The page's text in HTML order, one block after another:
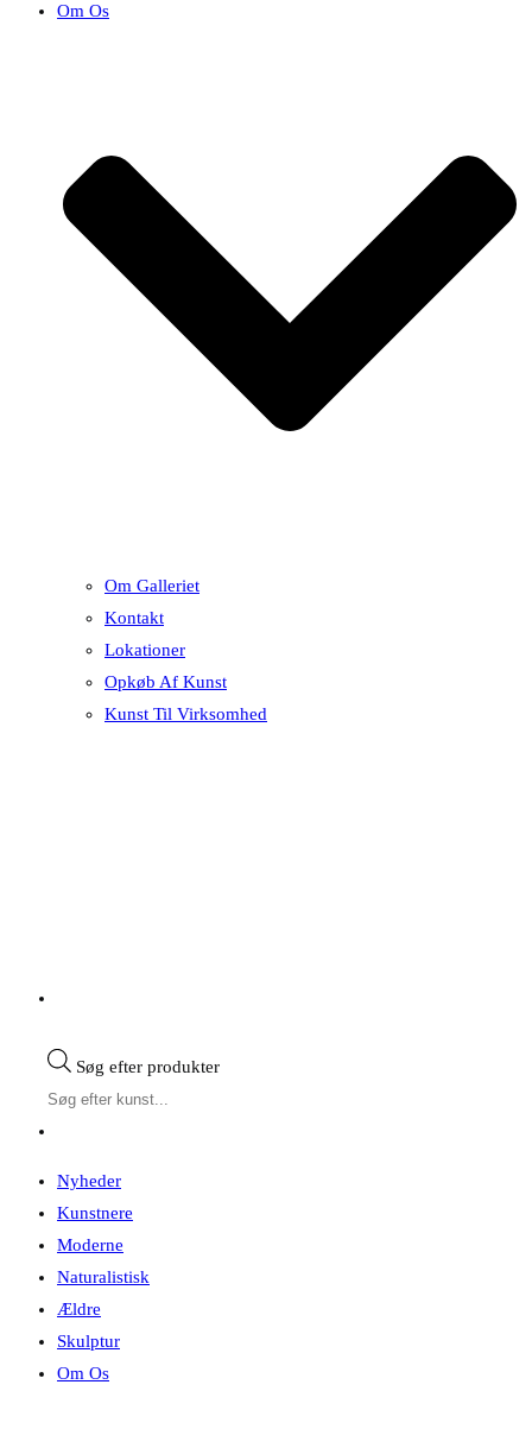
Om Os
Om Galleriet
Kontakt
Lokationer
Opkøb Af Kunst
Kunst Til Virksomhed
Søg efter produkter
Nyheder
Kunstnere
Moderne
Naturalistisk
Ældre
Skulptur
Om Os